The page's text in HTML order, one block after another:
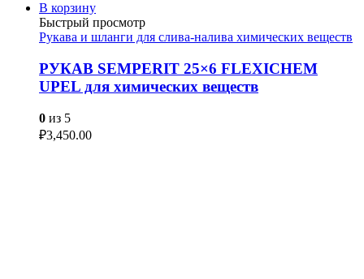
В корзину
Быстрый просмотр
Рукава и шланги для слива-налива химических веществ
РУКАВ SEMPERIT 25×6 FLEXICHEM
UPEL для химических веществ
0 из 5
₽3,450.00